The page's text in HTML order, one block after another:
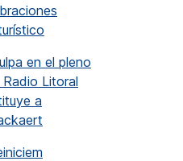
en el pleno
Litoral
a